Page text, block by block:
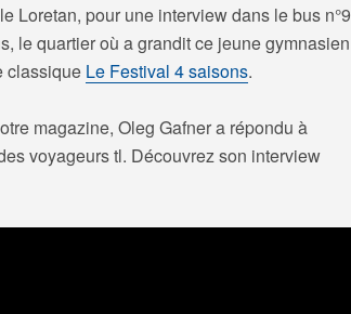
Loretan, pour une interview dans le bus n°9
le quartier où a grandit ce jeune gymnasien
classique Le Festival 4 saisons.
magazine, Oleg Gafner a répondu à
voyageurs tl. Découvrez son interview